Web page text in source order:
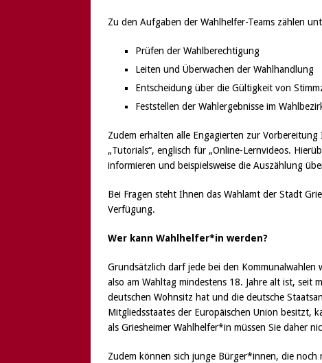
Zu den Aufgaben der Wahlhelfer-Teams zählen
Prüfen der Wahlberechtigung
Leiten und Überwachen der Wahlhandlung
Entscheidung über die Gültigkeit von
Feststellen der Wahlergebnisse im
Zudem erhalten alle Engagierten zur
„Tutorials“, englisch für „Online-Lernvideos.
informieren und beispielsweise die Auszählung
Bei Fragen steht Ihnen das Wahlamt der Stadt
Verfügung.
Wer kann Wahlhelfer*in werden?
Grundsätzlich darf jede bei den
also am Wahltag mindestens 18. Jahre alt ist, seit
deutschen Wohnsitz hat und die deutsche
Mitgliedsstaates der Euro­päischen Union besitzt,
als Griesheimer Wahlhelfer*in müssen Sie daher
Zudem können sich junge Bürger*innen, die